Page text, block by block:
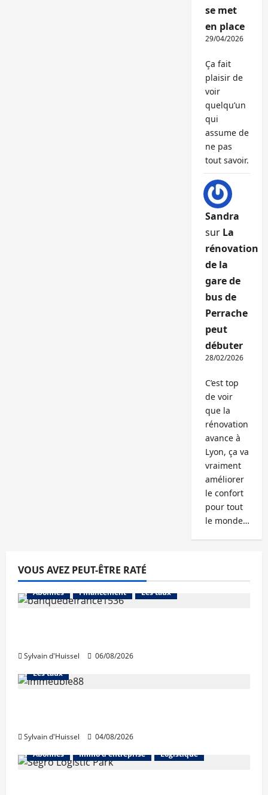
se met
en place
29/04/2026
Ça fait
plaisir de
voir
quelqu’un
qui
assume de
ne pas
tout savoir.
Sandra
sur La
rénovation
de la
gare de
bus de
Perrache
peut
débuter
28/02/2026
C’est top
de voir
que la
rénovation
avance à
Lyon, ça va
vraiment
améliorer
le confort
pour tout
le monde…
VOUS AVEZ PEUT-ÊTRE RATÉ
Abonnés Financement Les taux
Sylvain d'Huissel 06/08/2026
Abonnés Financement
Les taux
Sylvain d'Huissel
04/08/2026
Abonnés
Immo d'entreprise Logistique